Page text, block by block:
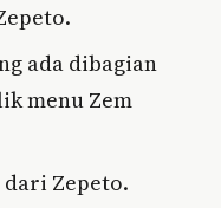
ada dibagian
menu Zem
Zepeto.